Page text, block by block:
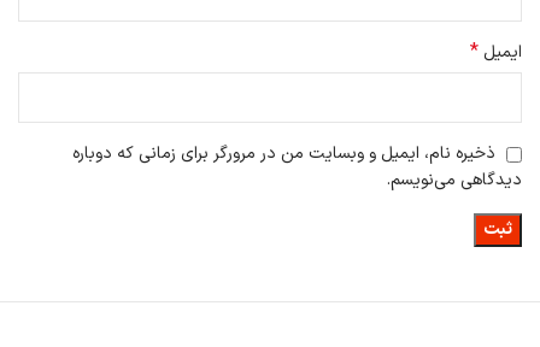
امکانات جارو هوشمند Ecovacs مدل N30 PRO
جارو رباتیک اکووکس
مدل N30 PRO دارای فناوری نقشه‌ برداری سریع می
ایمیل *
ذخیره نام، ایمیل و وبسایت من در مرورگر برای زمانی که دوباره
دیدگاهی می‌نویسم.